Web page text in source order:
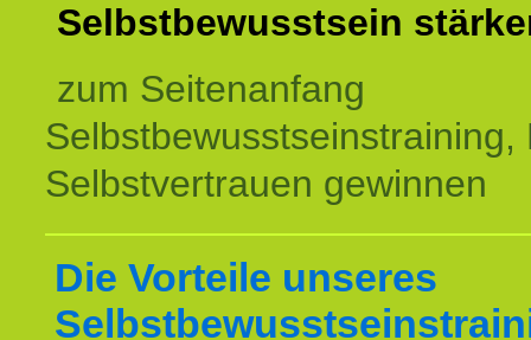
Selbstbewusstsein
zum Seitenanfang
Selbstbewusstseinstraining,
Selbstvertrauen gewinnen
Die Vorteile unseres